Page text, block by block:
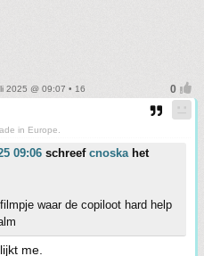
2025 @ 09:07 • 16
in Europe.
09:06 schreef cnoskahet
waar de copiloot hard help
me.